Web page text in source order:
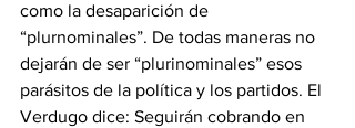
como la desaparición de
“plurnominales”. De todas maneras no
dejarán de ser “plurinominales” esos
parásitos de la política y los partidos. El
Verdugo dice: Seguirán cobrando en